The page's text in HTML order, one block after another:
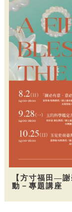
【方寸福田—
動－專題講座